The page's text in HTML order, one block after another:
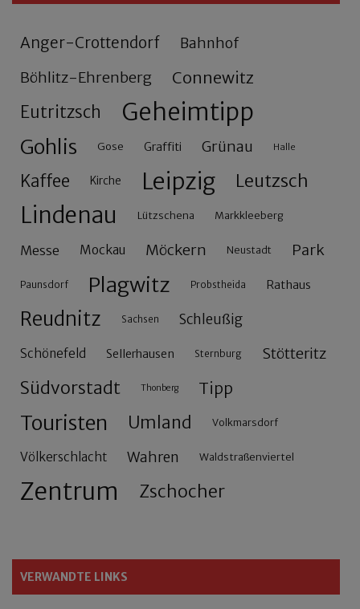
Anger-Crottendorf Bahnhof
Böhlitz-Ehrenberg Connewitz
Eutritzsch Geheimtipp
Gohlis Gose Graffiti Grünau Halle
Kaffee Kirche Leipzig Leutzsch
Lindenau Lützschena Markkleeberg
Messe Mockau Möckern Neustadt Park
Paunsdorf Plagwitz Probstheida Rathaus
Reudnitz Sachsen Schleußig
Schönefeld Sellerhausen Sternburg Stötteritz
Südvorstadt Thonberg Tipp
Touristen Umland Volkmarsdorf
Völkerschlacht Wahren Waldstraßenviertel
Zentrum Zschocher
VERWANDTE LINKS